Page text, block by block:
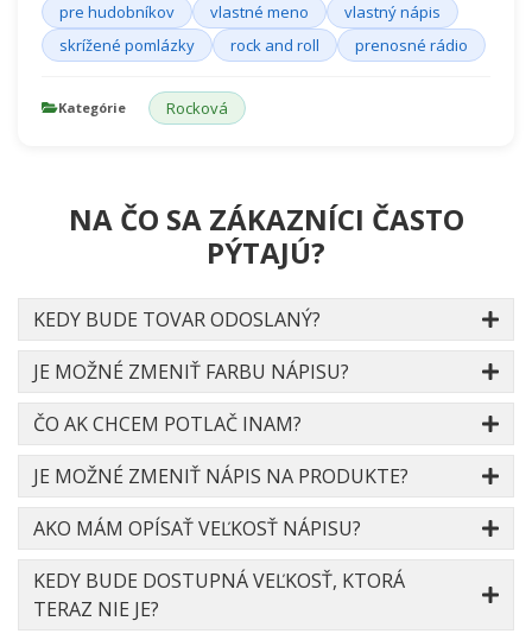
pre hudobníkov
vlastné meno
vlastný nápis
skrížené pomlázky
rock and roll prenosné rádio
Kategórie Rocková
NA ČO SA ZÁKAZNÍCI ČASTO
PÝTAJÚ?
KEDY BUDE TOVAR ODOSLANÝ?
JE MOŽNÉ ZMENIŤ FARBU NÁPISU?
ČO AK CHCEM POTLAČ INAM?
JE MOŽNÉ ZMENIŤ NÁPIS NA PRODUKTE?
AKO MÁM OPÍSAŤ VEĽKOSŤ NÁPISU?
KEDY BUDE DOSTUPNÁ VEĽKOSŤ, KTORÁ
TERAZ NIE JE?